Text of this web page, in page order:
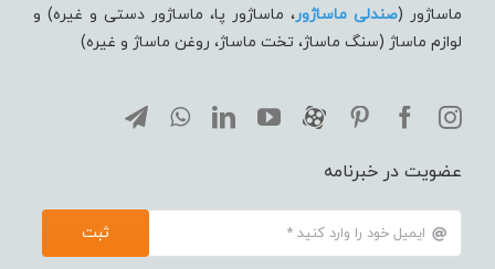
ماساژور (صندلی ماساژور، ماساژور پا، ماساژور دستی و غیره) و
لوازم ماساژ (سنگ ماساژ، تخت ماساژ، روغن ماساژ و غیره)
عضویت در خبرنامه
ثبت